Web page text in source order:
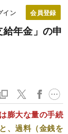
イン
年金」の申
膨大な量の手続
、過料（金銭を